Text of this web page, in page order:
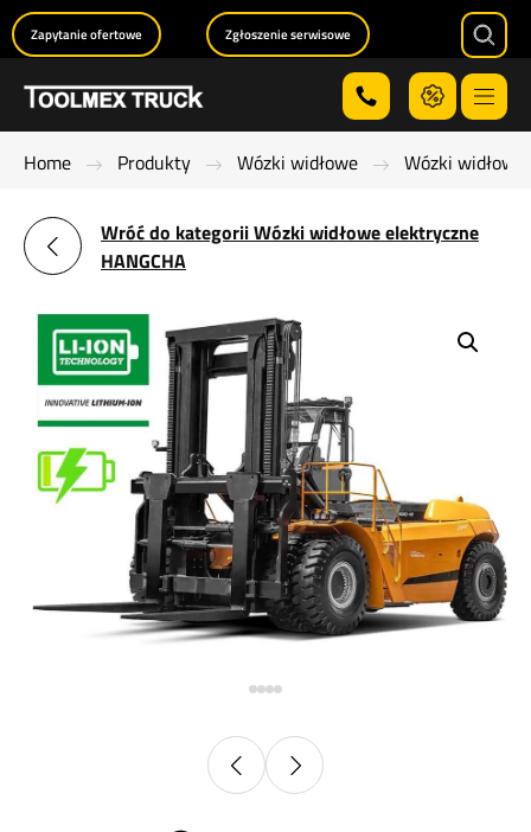
Menu
Zapytanie ofertowe Zgłoszenie serwisowe
Home Produkty Wózki widłowe Wózki
Wróć do kategorii Wózki widłowe elektryczne
HANGCHA